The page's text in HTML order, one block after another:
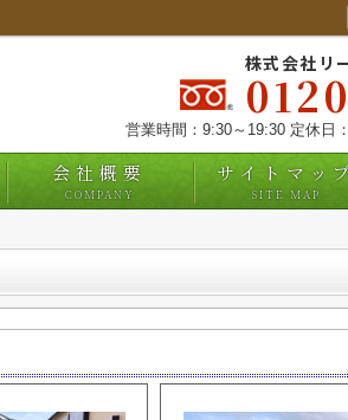
株式会社リ
営業時間：9:30～19:30 定休日
会社概要
COMPANY
サイトマッ
SITE MAP